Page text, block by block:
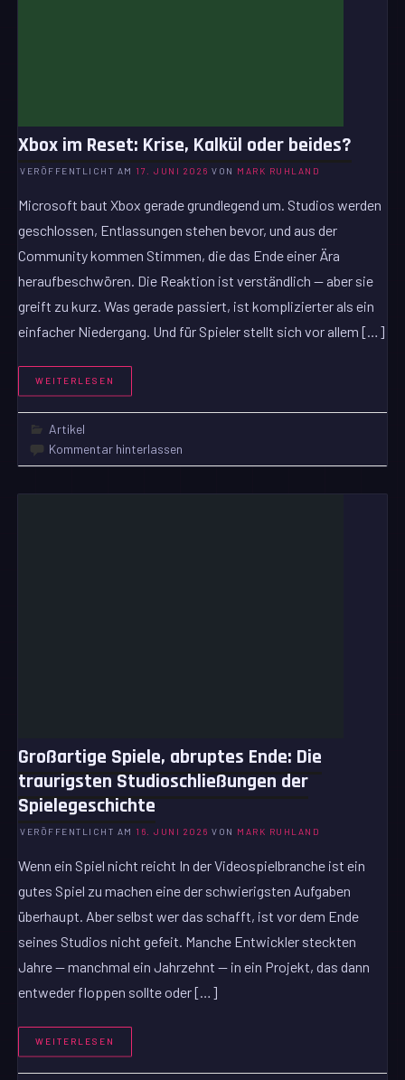
Xbox im Reset: Krise, Kalkül oder beides?
VERÖFFENTLICHT AM 17. JUNI 2026 VON MARK RUHLAND
Microsoft baut Xbox gerade grundlegend um. Studios werden
geschlossen, Entlassungen stehen bevor, und aus der
Community kommen Stimmen, die das Ende einer Ära
heraufbeschwören. Die Reaktion ist verständlich — aber sie
greift zu kurz. Was gerade passiert, ist komplizierter als ein
einfacher Niedergang. Und für Spieler stellt sich vor allem […]
WEITERLESEN
Artikel
Kommentar hinterlassen
Großartige Spiele, abruptes Ende: Die
traurigsten Studioschließungen der
Spielegeschichte
VERÖFFENTLICHT AM 16. JUNI 2026 VON MARK RUHLAND
Wenn ein Spiel nicht reicht In der Videospielbranche ist ein
gutes Spiel zu machen eine der schwierigsten Aufgaben
überhaupt. Aber selbst wer das schafft, ist vor dem Ende
seines Studios nicht gefeit. Manche Entwickler steckten
Jahre — manchmal ein Jahrzehnt — in ein Projekt, das dann
entweder floppen sollte oder […]
WEITERLESEN